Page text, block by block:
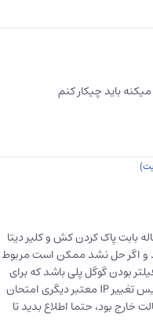
باید چیکار کنم
بابت پاک کردن کش و کلیر دیتا
و اگر حل نشد ممکن است مربوط
بودن گوگل پلی باشد که برای
تست، گوگل پلی را با یک سرویس تغییر IP معتبر دیگری امتحان
خارج بود، حتما اطلاع بدید تا